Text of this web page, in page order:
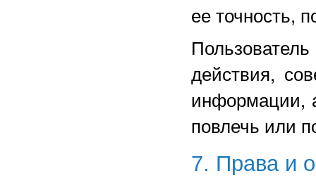
ее точность,
действия,
информации,
повлечь или
7. Права и